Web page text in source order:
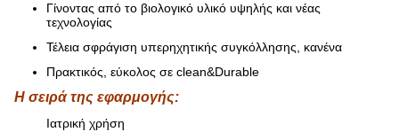
Γίνοντας από το βιολογικό υλικό υψηλής και νέας
τεχνολογίας
Τέλεια σφράγιση υπερηχητικής συγκόλλησης, κανένα
Πρακτικός, εύκολος σε clean&Durable
Η σειρά της εφαρμογής:
Ιατρική χρήση